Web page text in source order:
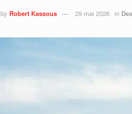
by Robert Kassous 29 mai 2026 in